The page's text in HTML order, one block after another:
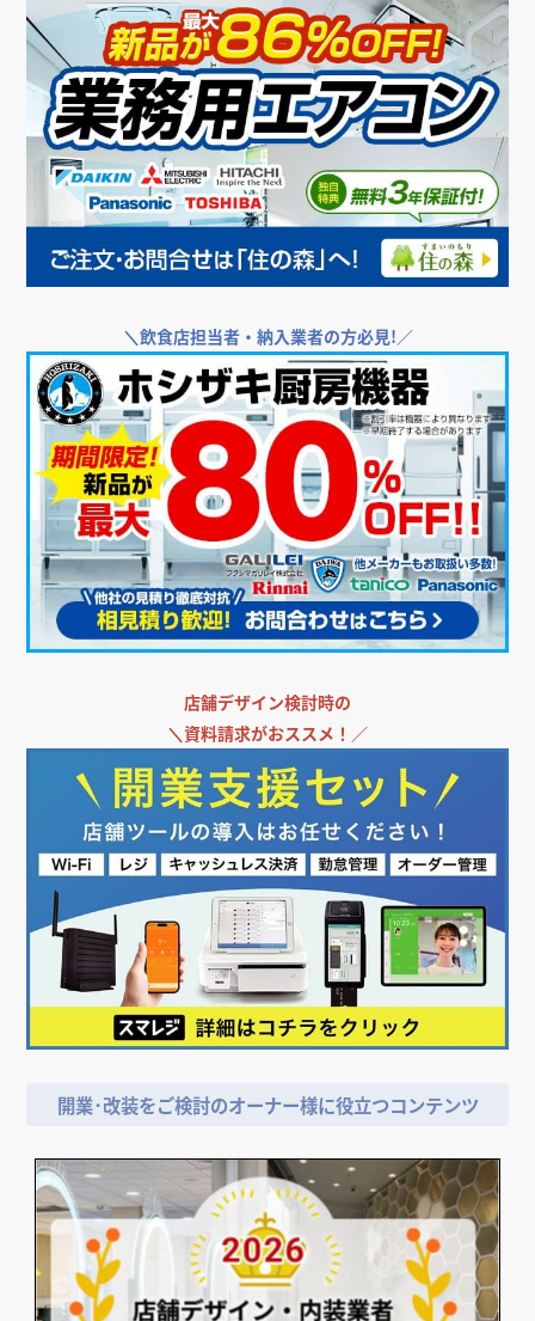
＼飲食店担当者・納入業者の方必見!／
店舗デザイン検討時の
＼資料請求がおススメ！／
開業･改装をご検討のオーナー様に役立つコンテンツ